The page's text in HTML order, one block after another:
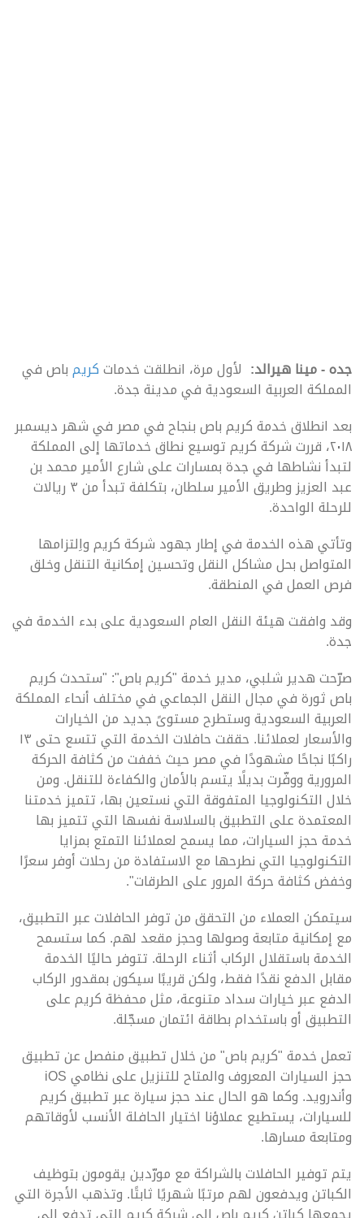
جده - مينا هيرالد: لأول مرة، انطلقت خدماتكريمباص في
المملكة العربية السعودية في مدينة جدة.
بعد انطلاق خدمة كريم باص بنجاح في مصر في شهر ديسمبر
٢٠١٨، قررت شركة كريم توسيع نطاق خدماتها إلى المملكة
لتبدأ نشاطها في جدة بمسارات على شارع الأمير محمد بن
عبد العزيز وطريق الأمير سلطان، بتكلفة تبدأ من ٣ ريالات
للرحلة الواحدة.
وتأتي هذه الخدمة في إطار جهود شركة كريم واِلتزامها
المتواصل بحل مشاكل النقل وتحسين إمكانية التنقل وخلق
فرص العمل في المنطقة.
وقد وافقت هيئة النقل العام السعودية على بدء الخدمة في
جدة.
صرّحت هدير شلبي، مدير خدمة "كريم باص": "ستحدث كريم
باص ثورة في مجال النقل الجماعي في مختلف أنحاء المملكة
العربية السعودية وستطرح مستوىً جديد من الخيارات
والأسعار لعملائنا. حققت حافلات الخدمة التي تتسع حتى ١٣
راكبًا نجاحًا مشهودًا في مصر حيث خففت من كثافة الحركة
المرورية ووفّرت بديلًا يتسم بالأمان والكفاءة للتنقل. ومن
خلال التكنولوجيا المتفوقة التي نستعين بها، تتميز خدمتنا
المعتمدة على التطبيق بالسلاسة نفسها التي تتميز بها
خدمة حجز السيارات، مما يسمح لعملائنا التمتع بمزايا
التكنولوجيا التي نطرحها مع الاستفادة من رحلات أوفر سعرًا
وخفض كثافة حركة المرور على الطرقات".
سيتمكن العملاء من التحقق من توفر الحافلات عبر التطبيق،
مع إمكانية متابعة وصولها وحجز مقعد لهم. كما ستسمح
الخدمة باستقلال الركاب أثناء الرحلة. تتوفر حاليًا الخدمة
مقابل الدفع نقدًا فقط، ولكن قريبًا سيكون بمقدور الركاب
الدفع عبر خيارات سداد متنوعة، مثل محفظة كريم على
التطبيق أو باستخدام بطاقة ائتمان مسجّلة.
تعمل خدمة "كريم باص" من خلال تطبيق منفصل عن تطبيق
حجز السيارات المعروف والمتاح للتنزيل على نظامي iOS
وأندرويد. وكما هو الحال عند حجز سيارة عبر تطبيق كريم
للسيارات، يستطيع عملاؤنا اختيار الحافلة الأنسب لأوقاتهم
ومتابعة مسارها.
يتم توفير الحافلات بالشراكة مع مورّدين يقومون بتوظيف
الكباتن ويدفعون لهم مرتبًا شهريًا ثابتًا. وتذهب الأجرة التي